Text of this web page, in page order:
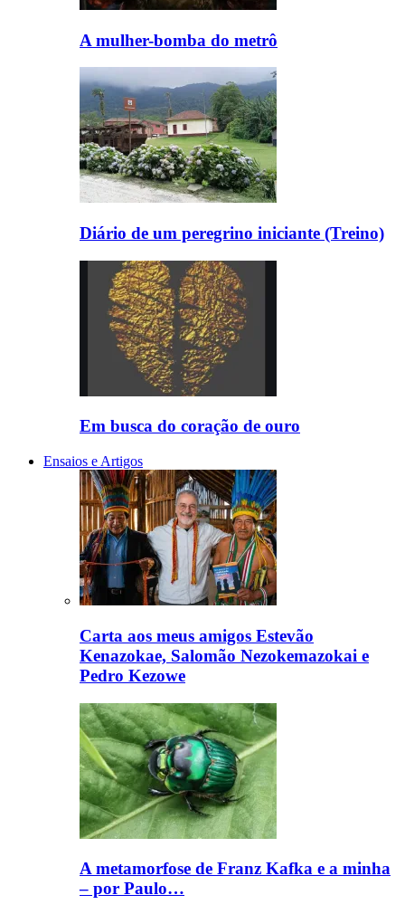
A mulher-bomba do metrô
Diário de um peregrino iniciante (Treino)
Em busca do coração de ouro
Ensaios e Artigos
Carta aos meus amigos Estevão
Kenazokae, Salomão Nezokemazokai e
Pedro Kezowe
A metamorfose de Franz Kafka e a minha
– por Paulo…